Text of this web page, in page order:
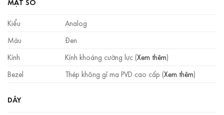
MẶT SỐ
Kiểu
Analog
Màu
Đen
Kính
Kính khoáng cường lực (Xem thêm)
Bezel
Thép không gỉ mạ PVD cao cấp (Xem thêm)
DÂY